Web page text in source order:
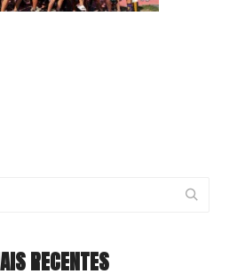
RECENTES